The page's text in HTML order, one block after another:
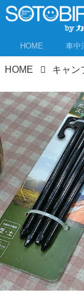
HOME 車中
HOME キャン